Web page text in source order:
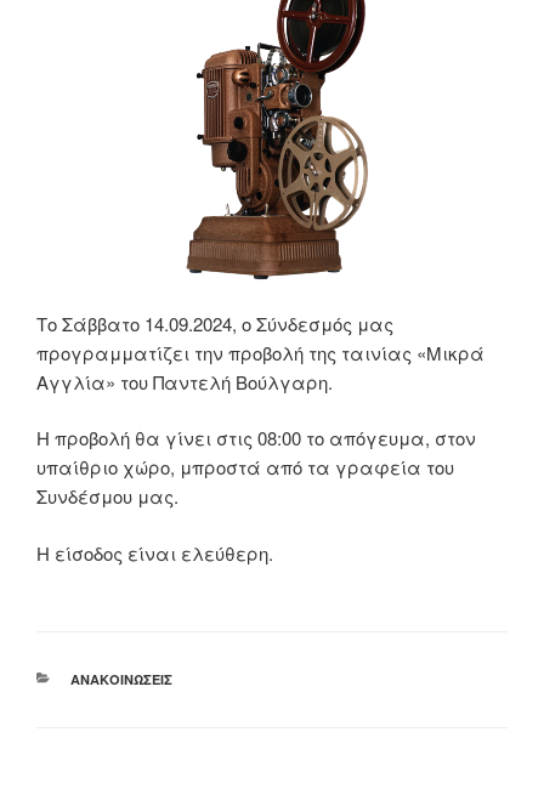
Το Σάββατο 14.09.2024, ο Σύνδεσμός μας
προγραμματίζει την προβολή της ταινίας «Μικρά
Αγγλία» του Παντελή Βούλγαρη.
Η προβολή θα γίνει στις 08:00 το απόγευμα, στον
υπαίθριο χώρο, μπροστά από τα γραφεία του
Συνδέσμου μας.
Η είσοδος είναι ελεύθερη.
ΚΑΤΗΓΟΡΊΕΣ
ΑΝΑΚΟΙΝΏΣΕΙΣ